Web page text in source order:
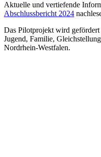
Aktuelle und vertiefende
Abschlussbericht 2024
Das Pilotprojekt wird
Jugend, Familie,
Nordrhein-Westfalen.